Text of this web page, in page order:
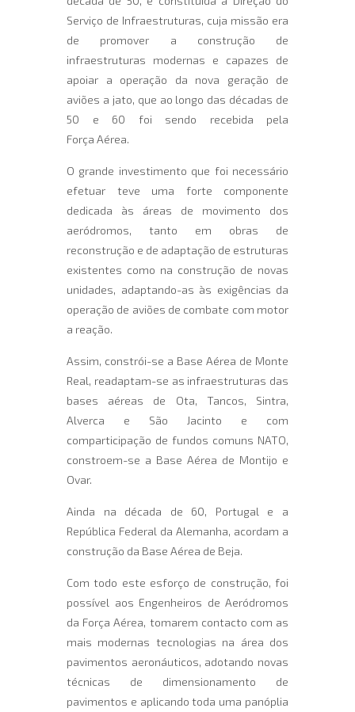
Serviço de Infraestruturas, cuja missão era
de promover a construção de
infraestruturas modernas e capazes de
apoiar a operação da nova geração de
aviões a jato, que ao longo das décadas de
50 e 60 foi sendo recebida pela
Força Aérea.
O grande investimento que foi necessário
efetuar teve uma forte componente
dedicada às áreas de movimento dos
aeródromos, tanto em obras de
reconstrução e de adaptação de estruturas
existentes como na construção de novas
unidades, adaptando-as às exigências da
operação de aviões de combate com motor
a reação.
Assim, constrói-se a Base Aérea de Monte
Real, readaptam-se as infraestruturas das
bases aéreas de Ota, Tancos, Sintra,
Alverca e São Jacinto e com
comparticipação de fundos comuns NATO,
constroem-se a Base Aérea de Montijo e
Ovar.
Ainda na década de 60, Portugal e a
República Federal da Alemanha, acordam a
construção da Base Aérea de Beja.
Com todo este esforço de construção, foi
possível aos Engenheiros de Aeródromos
da Força Aérea, tomarem contacto com as
mais modernas tecnologias na área dos
pavimentos aeronáuticos, adotando novas
técnicas de dimensionamento de
pavimentos e aplicando toda uma panóplia